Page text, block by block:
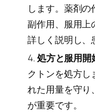
します。薬剤の
副作用、服用上
詳しく説明し、
処方と服用開
クトンを処方し
れた用量を守り
が重要です。